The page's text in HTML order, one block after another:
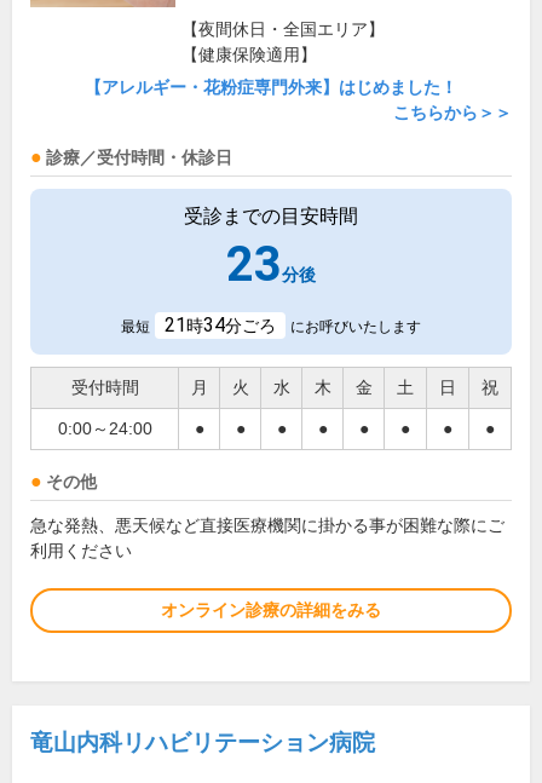
【夜間休日・全国エリア】
【健康保険適用】
【アレルギー・花粉症専門外来】はじめました！
こちらから＞＞
診療／受付時間・休診日
受診までの目安時間
23分後
最短 21時34分ごろ にお呼びいたします
受付時間 月 火 水 木 金 土 日 祝
0:00～24:00 ● ● ● ● ● ● ● ●
その他
急な発熱、悪天候など直接医療機関に掛かる事が困難な際にご
利用ください
オンライン診療の詳細をみる
竜山内科リハビリテーション病院